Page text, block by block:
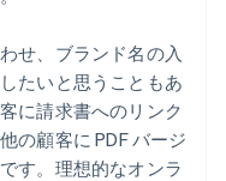
せ、ブランド名の入
たいと思うこともあ
に請求書へのリンク
の顧客に PDF バージ
す。理想的なオンラ